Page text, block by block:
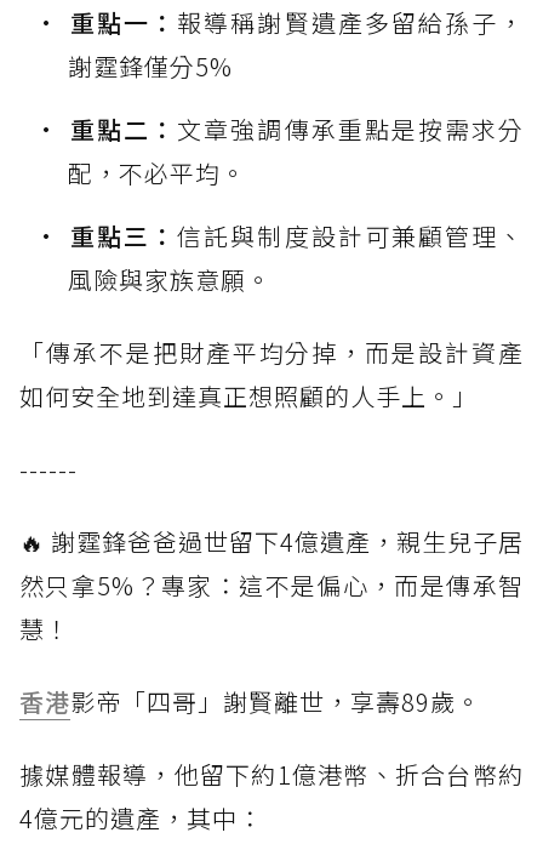
重點一： 報導稱謝賢遺產多留給孫子，
謝霆鋒僅分5%
重點二： 文章強調傳承重點是按需求分
配，不必平均。
重點三：信託與制度設計可兼顧管理、
風險與家族意願。
「傳承不是把財產平均分掉，而是設計資產
如何安全地到達真正想照顧的人手上。」
------
🔥 謝霆鋒爸爸過世留下4億遺產，親生兒子居
然只拿5%？專家：這不是偏心，而是傳承智
慧！
香港影帝「四哥」謝賢離世，享壽89歲。
據媒體報導，他留下約1億港幣、折合台幣約
4億元的遺產，其中：